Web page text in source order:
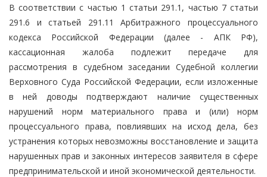
В соответствии с частью 1 статьи 291.1, частью 7 статьи
291.6 и статьей 291.11 Арбитражного процессуального
кодекса Российской Федерации (далее - АПК РФ),
кассационная жалоба подлежит передаче для
рассмотрения в судебном заседании Судебной коллегии
Верховного Суда Российской Федерации, если изложенные
в ней доводы подтверждают наличие существенных
нарушений норм материального права и (или) норм
процессуального права, повлиявших на исход дела, без
устранения которых невозможны восстановление и защита
нарушенных прав и законных интересов заявителя в сфере
предпринимательской и иной экономической деятельности.